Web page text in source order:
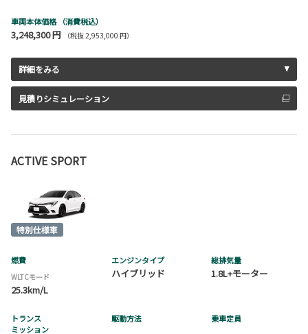
車両本体価格 （消費税込）
3,248,300 円 （税抜 2,953,000 円）
詳細をみる
見積りシミュレーション
ACTIVE SPORT
燃費
WLTCモード
25.3km/L
エンジンタイプ
ハイブリッド
総排気量
1.8L+モーター
トランス
ミッション
駆動方法 乗車定員